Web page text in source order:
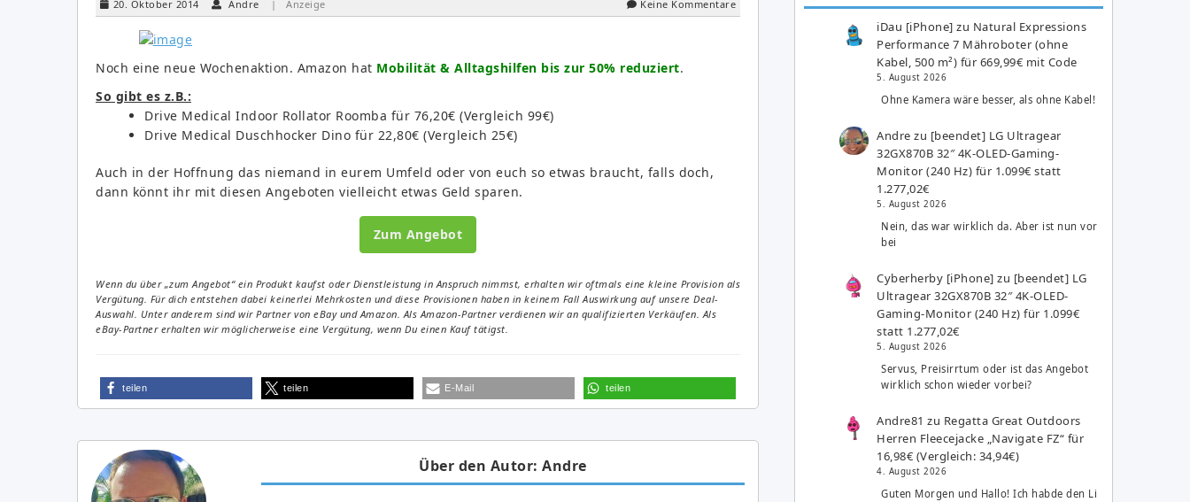
20. Oktober 2014 Andre | Anzeige Keine Kommentare
Noch eine neue Wochenaktion. Amazon hat Mobilität & Alltagshilfen bis zur 50% reduziert.
So gibt es z.B.:
Drive Medical Indoor Rollator Roomba für 76,20€ (Vergleich 99€)
Drive Medical Duschhocker Dino für 22,80€ (Vergleich 25€)
Auch in der Hoffnung das niemand in eurem Umfeld oder von euch so etwas braucht, falls doch,
dann könnt ihr mit diesen Angeboten vielleicht etwas Geld sparen.
Zum Angebot
Wenn du über „zum Angebot“ ein Produkt kaufst oder Dienstleistung in Anspruch nimmst, erhalten wir oftmals eine kleine Provision als
Vergütung. Für dich entstehen dabei keinerlei Mehrkosten und diese Provisionen haben in keinem Fall Auswirkung auf unsere Deal-
Auswahl. Unter anderem sind wir Partner von eBay und Amazon. Als Amazon-Partner verdienen wir an qualifizierten Verkäufen. Als
eBay-Partner erhalten wir möglicherweise eine Vergütung, wenn Du einen Kauf tätigst.
teilen teilen E-Mail teilen
Über den Autor: Andre
iDau [iPhone] zu Natural Expressions
Performance 7 Mähroboter (ohne
Kabel, 500 m²) für 669,99€ mit Code
5. August 2026
Ohne Kamera wäre besser, als ohne Kabel!
Andre zu [beendet] LG Ultragear
32GX870B 32″ 4K-OLED-Gaming-
Monitor (240 Hz) für 1.099€ statt
1.277,02€
5. August 2026
Nein, das war wirklich da. Aber ist nun vor
bei
Cyberherby [iPhone] zu [beendet] LG
Ultragear 32GX870B 32″ 4K-OLED-
Gaming-Monitor (240 Hz) für 1.099€
statt 1.277,02€
5. August 2026
Servus, Preisirrtum oder ist das Angebot
wirklich schon wieder vorbei?
Andre81 zu Regatta Great Outdoors
Herren Fleecejacke „Navigate FZ“ für
16,98€ (Vergleich: 34,94€)
4. August 2026
Guten Morgen und Hallo! Ich habde den Li